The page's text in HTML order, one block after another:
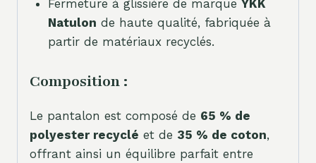
Fermeture à glissière de marque YKK
Natulon de haute qualité, fabriquée à
partir de matériaux recyclés.
Composition :
Le pantalon est composé de 65 % de
polyester recyclé et de 35 % de coton,
offrant ainsi un équilibre parfait entre